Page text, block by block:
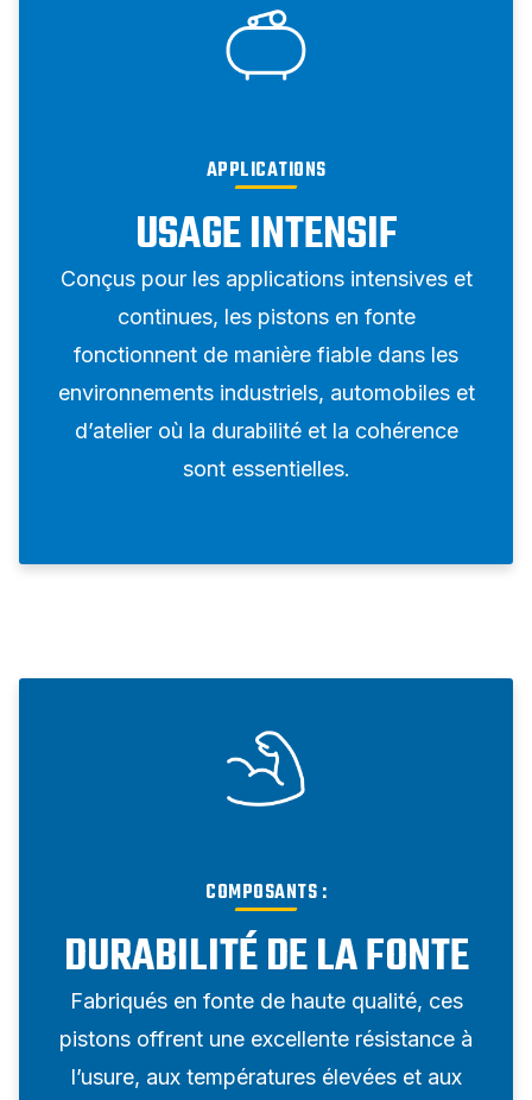
APPLICATIONS
USAGE INTENSIF
Conçus pour les applications intensives et
continues, les pistons en fonte
fonctionnent de manière fiable dans les
environnements industriels, automobiles et
d’atelier où la durabilité et la cohérence
sont essentielles.
COMPOSANTS :
DURABILITÉ DE LA FONTE
Fabriqués en fonte de haute qualité, ces
pistons offrent une excellente résistance à
l’usure, aux températures élevées et aux